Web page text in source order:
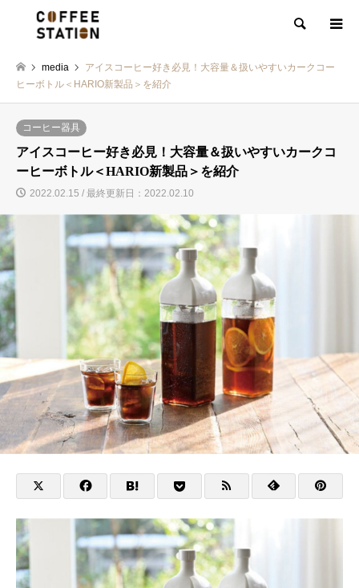
検索
media
アイスコーヒー好き必見！大容量＆扱いやすいカークコー
ヒーボトル＜HARIO新製品＞を紹介
コーヒー器具
アイスコーヒー好き必見！大容量＆扱いやすいカークコ
ーヒーボトル＜HARIO新製品＞を紹介
2022.02.15 / 最終更新日：2022.02.10